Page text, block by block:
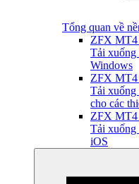
Tổng quan về
ZFX MT4
Tải xuống
Windows
ZFX MT4
Tải xuống
cho các
ZFX MT4
Tải xuống
iOS